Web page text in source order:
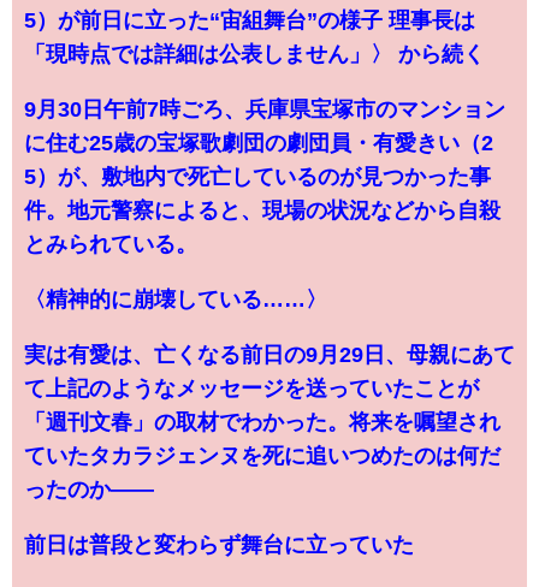
5）が前日に立った“宙組舞台”の様子 理事長は
「現時点では詳細は公表しません」〉 から続く
9月30日午前7時ごろ、兵庫県宝塚市のマンション
に住む25歳の宝塚歌劇団の劇団員・有愛きい（2
5）が、敷地内で死亡しているのが見つかった事
件。地元警察によると、現場の状況などから自殺
とみられている。
〈精神的に崩壊している……〉
実は有愛は、亡くなる前日の9月29日、母親にあて
て上記のようなメッセージを送っていたことが
「週刊文春」の取材でわかった。将来を嘱望され
ていたタカラジェンヌを死に追いつめたのは何だ
ったのか――
前日は普段と変わらず舞台に立っていた